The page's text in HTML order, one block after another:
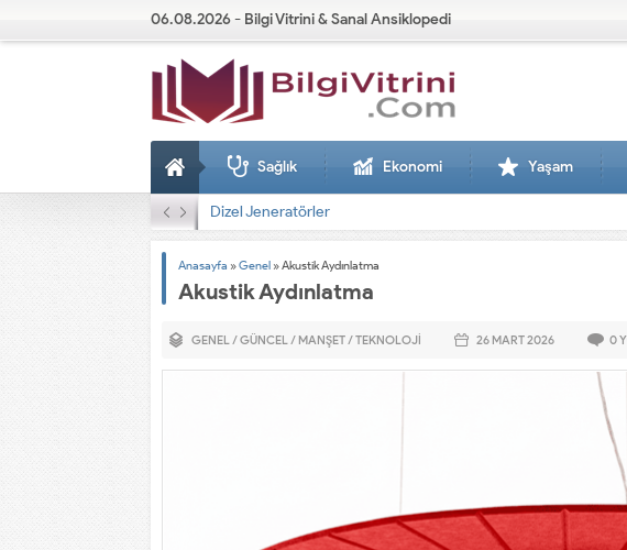
06.08.2026 - Bilgi Vitrini & Sanal Ansiklopedi
Sağlık Ekonomi Yaşam
Dizel Jeneratörler
Anasayfa »Genel »Akustik Aydınlatma
Akustik Aydınlatma
GENEL/GÜNCEL/ MANŞET/TEKNOLOJI 26 MART2026 0